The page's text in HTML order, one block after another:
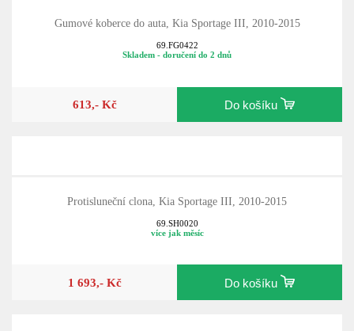
Gumové koberce do auta, Kia Sportage III, 2010-2015
69.FG0422
Skladem - doručení do 2 dnů
613,- Kč Do košíku
Protisluneční clona, Kia Sportage III, 2010-2015
69.SH0020
více jak měsíc
1 693,- Kč Do košíku